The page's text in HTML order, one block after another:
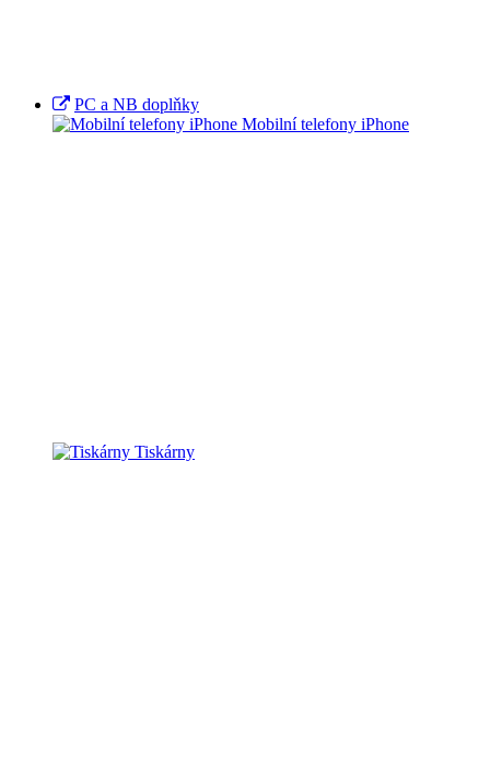
PC a NB doplňky
Mobilní telefony iPhone
Tiskárny